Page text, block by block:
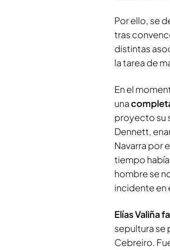
Por ello, se
tras
distintas
la tarea de
En el
una
proyecto su
Dennett,
Navarra por
tiempo
hombre se
incidente en
Elías Valiña
sepultura se
Cebreiro.